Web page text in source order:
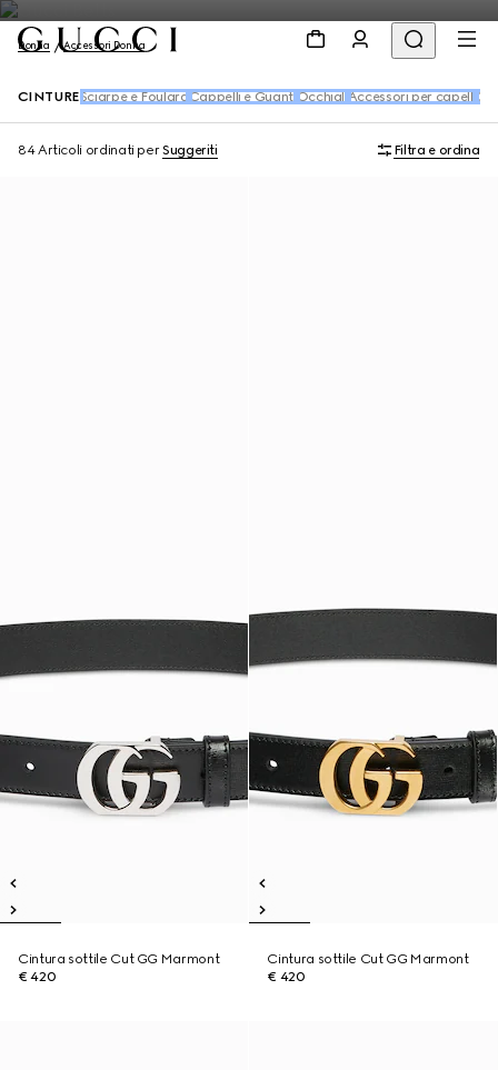
Donna Accessori Donna
CINTURE Sciarpe e Foulard Cappelli e Guanti Occhiali Accessori per capelli
84 Articoli ordinati perSuggeriti Filtra e ordina
Cintura sottile Cut GG Marmont
€ 420
Cintura sottile Cut GG Marmont
€ 420